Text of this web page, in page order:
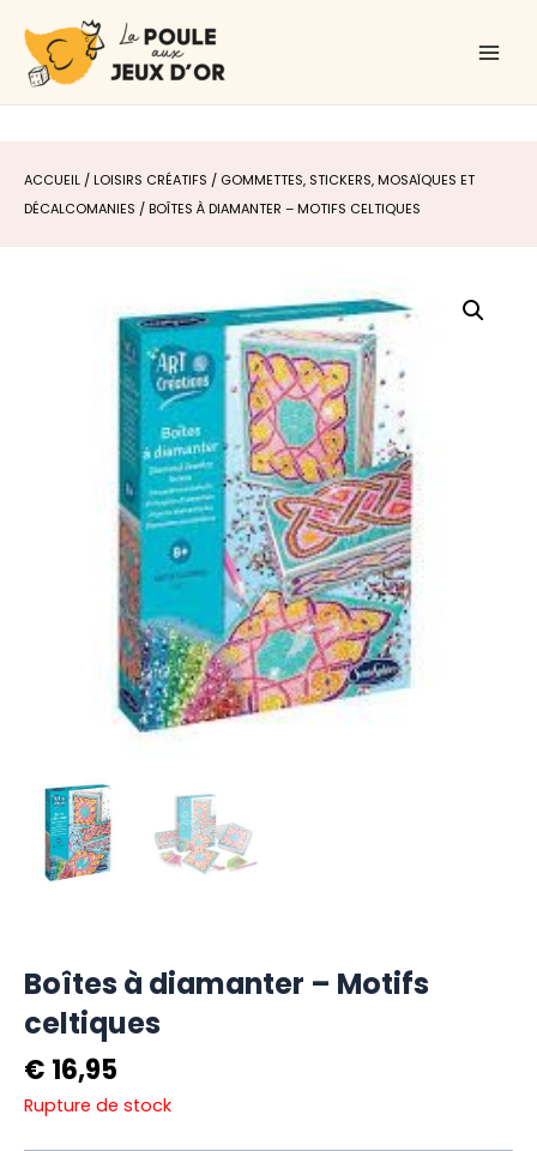
contenu
ACCUEIL /LOISIRS CRÉATIFS / GOMMETTES, STICKERS, MOSAÏQUES ET
DÉCALCOMANIES / BOÎTES À DIAMANTER – MOTIFS CELTIQUES
Boîtes à diamanter – Motifs
celtiques
€ 16,95
Rupture de stock